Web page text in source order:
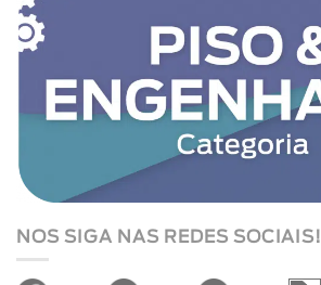
NOS SIGA NAS REDES SOCIAIS!